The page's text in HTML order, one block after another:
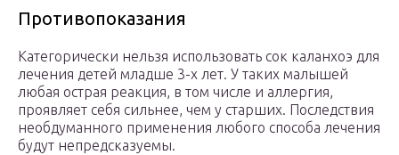
Противопоказания
Категорически нельзя использовать сок каланхоэ для
лечения детей младше 3-х лет. У таких малышей
любая острая реакция, в том числе и аллергия,
проявляет себя сильнее, чем у старших. Последствия
необдуманного применения любого способа лечения
будут непредсказуемы.